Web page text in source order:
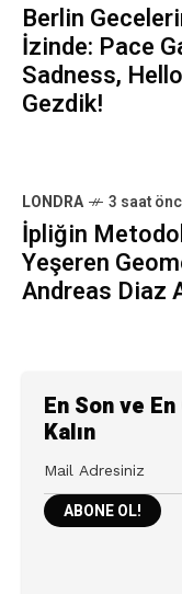
Berlin
İzinde: Pace
Sadness,
Gezdik!
LONDRA 3 saat
İpliğin
Yeşeren
Andreas Diaz
En Son ve
Kalın